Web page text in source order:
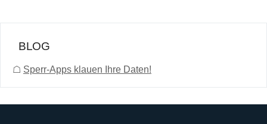
BLOG
☖ Sperr-Apps klauen Ihre Daten!